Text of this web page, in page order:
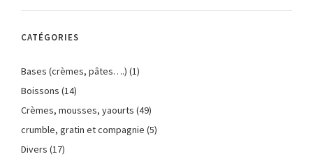
CATÉGORIES
Bases (crèmes, pâtes….) (1)
Boissons (14)
Crèmes, mousses, yaourts (49)
crumble, gratin et compagnie (5)
Divers (17)